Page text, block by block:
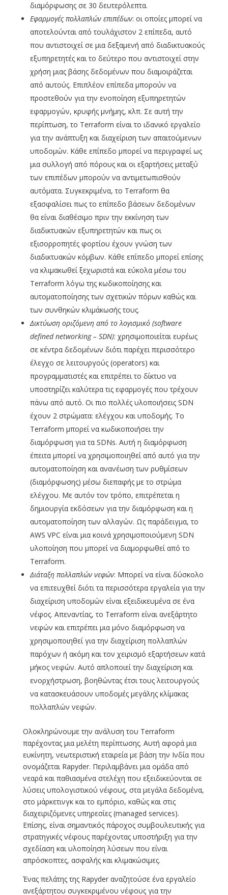
διαμόρφωσης σε 30 δευτερόλεπτα.
Εφαρμογές πολλαπλών επιπέδων: οι οποίες μπορεί να
αποτελούνται από τουλάχιστον 2 επίπεδα, αυτό
που αντιστοιχεί σε μια δεξαμενή από διαδικτυακούς
εξυπηρετητές και το δεύτερο που αντιστοιχεί στην
χρήση μιας βάσης δεδομένων που διαμοιράζεται
από αυτούς. Επιπλέον επίπεδα μπορούν να
προστεθούν για την ενοποίηση εξυπηρετητών
εφαρμογών, κρυφής μνήμης, κλπ. Σε αυτή την
περίπτωση, το Terraform είναι το ιδανικό εργαλείο
για την ανάπτυξη και διαχείριση των απαιτούμενων
υποδομών. Κάθε επίπεδο μπορεί να περιγραφεί ως
μια συλλογή από πόρους και οι εξαρτήσεις μεταξύ
των επιπέδων μπορούν να αντιμετωπισθούν
αυτόματα. Συγκεκριμένα, το Terraform θα
εξασφαλίσει πως το επίπεδο βάσεων δεδομένων
θα είναι διαθέσιμο πριν την εκκίνηση των
διαδικτυακών εξυπηρετητών και πως οι
εξισορροπητές φορτίου έχουν γνώση των
διαδικτυακών κόμβων. Κάθε επίπεδο μπορεί επίσης
να κλιμακωθεί ξεχωριστά και εύκολα μέσω του
Terraform λόγω της κωδικοποίησης και
αυτοματοποίησης των σχετικών πόρων καθώς και
των συνθηκών κλιμάκωσής τους.
Δικτύωση οριζόμενη από το λογισμικό (software
definednetworking– SDN): χρησιμοποιείται ευρέως
σε κέντρα δεδομένων διότι παρέχει περισσότερο
έλεγχο σε λειτουργούς (operators) και
προγραμματιστές και επιτρέπει το δίκτυο να
υποστηρίζει καλύτερα τις εφαρμογές που τρέχουν
πάνω από αυτό. Οι πιο πολλές υλοποιήσεις SDN
έχουν 2 στρώματα: ελέγχου και υποδομής. Το
Terraform μπορεί να κωδικοποιήσει την
διαμόρφωση για τα SDNs. Αυτή η διαμόρφωση
έπειτα μπορεί να χρησιμοποιηθεί από αυτό για την
αυτοματοποίηση και ανανέωση των ρυθμίσεων
(διαμόρφωσης) μέσω διεπαφής με το στρώμα
ελέγχου. Με αυτόν τον τρόπο, επιτρέπεται η
δημιουργία εκδόσεων για την διαμόρφωση και η
αυτοματοποίηση των αλλαγών. Ως παράδειγμα, το
AWS VPC είναι μια κοινά χρησιμοποιούμενη SDN
υλοποίηση που μπορεί να διαμορφωθεί από το
Terraform.
Διάταξη πολλαπλών νεφών: Μπορεί να είναι δύσκολο
να επιτευχθεί διότι τα περισσότερα εργαλεία για την
διαχείριση υποδομών είναι εξειδικευμένα σε ένα
νέφος. Απεναντίας, το Terraform είναι ανεξάρτητο
νεφών και επιτρέπει μια μόνο διαμόρφωση να
χρησιμοποιηθεί για την διαχείριση πολλαπλών
παρόχων ή ακόμη και τον χειρισμό εξαρτήσεων κατά
μήκος νεφών. Αυτό απλοποιεί την διαχείριση και
ενορχήστρωση, βοηθώντας έτσι τους λειτουργούς
να κατασκευάσουν υποδομές μεγάλης κλίμακας
πολλαπλών νεφών.
Ολοκληρώνουμε την ανάλυση του Terraform
παρέχοντας μια μελέτη περίπτωσης. Αυτή αφορά μια
ευκίνητη, νεωτεριστική εταιρεία με βάση την Ινδία που
ονομάζεται Rapyder. Περιλαμβάνει μια ομάδα από
νεαρά και παθιασμένα στελέχη που εξειδικεύονται σε
λύσεις υπολογιστικού νέφους, στα μεγάλα δεδομένα,
στο μάρκετινγκ και το εμπόριο, καθώς και στις
διαχειριζόμενες υπηρεσίες (managed services).
Επίσης, είναι σημαντικός πάροχος συμβουλευτικής για
στρατηγικές νέφους παρέχοντας υποστήριξη για την
σχεδίαση και υλοποίηση λύσεων που είναι
απρόσκοπτες, ασφαλής και κλιμακώσιμες.
Ένας πελάτης της Rapyder αναζητούσε ένα εργαλείο
ανεξάρτητου συγκεκριμένου νέφους για την